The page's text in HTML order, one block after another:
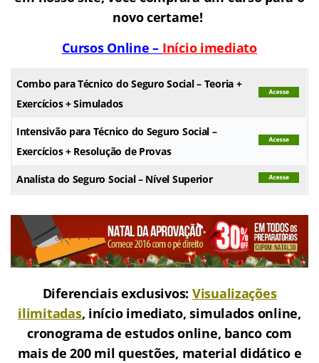
lugares. Confiraaqui. Todos os cursos online
o novo edital. Ao adquirir um dos preparatórios
em nosso site, você comprará um curso para o
Cursos Online –Início imediato
Exercícios + Simulados
Exercícios + Resolução de Provas
Analista do Seguro Social – Nível Superior